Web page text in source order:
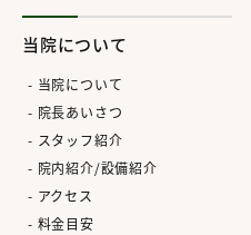
当院について
当院について
院長あいさつ
スタッフ紹介
院内紹介/設備紹介
アクセス
料金目安